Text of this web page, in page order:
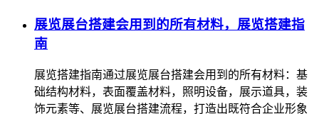
展览展台搭建会用到的所有材料，展览搭建指
南
展览搭建指南通过展览展台搭建会用到的所有材料：基
础结构材料，表面覆盖材料，照明设备，展示道具，装
饰元素等、展览展台搭建流程，打造出既符合企业形象